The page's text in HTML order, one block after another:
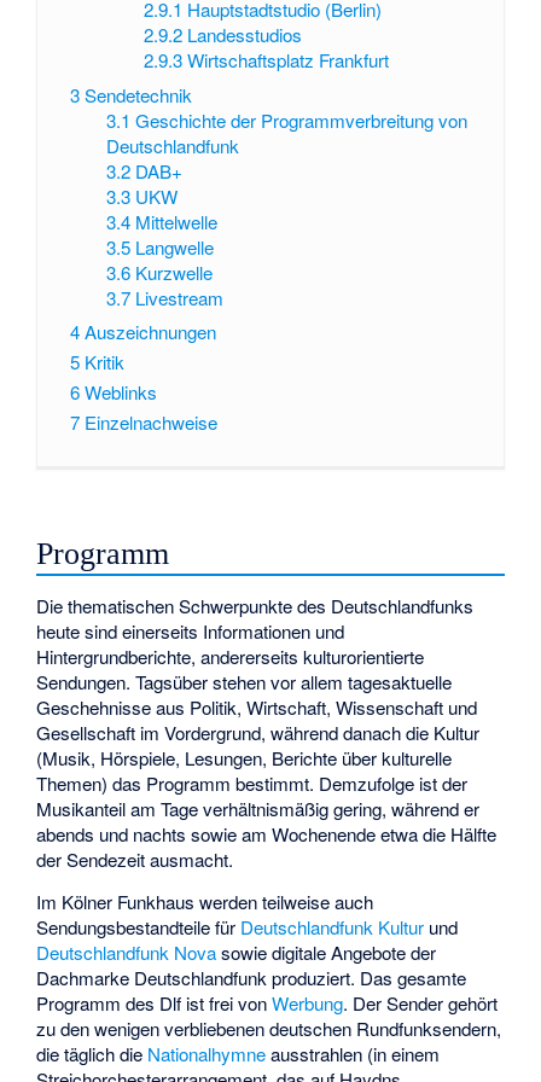
2.9.1 Hauptstadtstudio (Berlin)
2.9.2 Landesstudios
2.9.3 Wirtschaftsplatz Frankfurt
3Sendetechnik
3.1 Geschichte der Programmverbreitung von
Deutschlandfunk
3.2 DAB+
3.3 UKW
3.4 Mittelwelle
3.5 Langwelle
3.6 Kurzwelle
3.7 Livestream
4Auszeichnungen
5 Kritik
6Weblinks
7 Einzelnachweise
Programm
Die thematischen Schwerpunkte des Deutschlandfunks
heute sind einerseits Informationen und
Hintergrundberichte, andererseits kulturorientierte
Sendungen. Tagsüber stehen vor allem tagesaktuelle
Geschehnisse aus Politik, Wirtschaft, Wissenschaft und
Gesellschaft im Vordergrund, während danach die Kultur
(Musik, Hörspiele, Lesungen, Berichte über kulturelle
Themen) das Programm bestimmt. Demzufolge ist der
Musikanteil am Tage verhältnismäßig gering, während er
abends und nachts sowie am Wochenende etwa die Hälfte
der Sendezeit ausmacht.
Im Kölner Funkhaus werden teilweise auch
Sendungsbestandteile für Deutschlandfunk Kultur und
Deutschlandfunk Novasowie digitale Angebote der
Dachmarke Deutschlandfunk produziert. Das gesamte
Programm des Dlf ist frei vonWerbung. Der Sender gehört
zu den wenigen verbliebenen deutschen Rundfunksendern,
die täglich die Nationalhymneausstrahlen (in einem